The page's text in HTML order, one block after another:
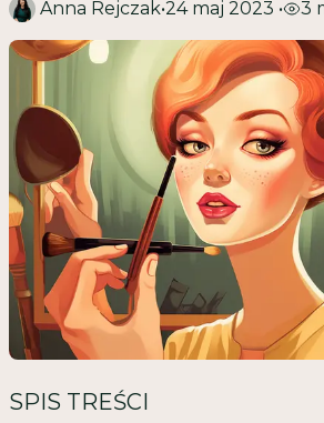
Anna Rejczak•24 maj 2023 • 3
SPIS TREŚCI